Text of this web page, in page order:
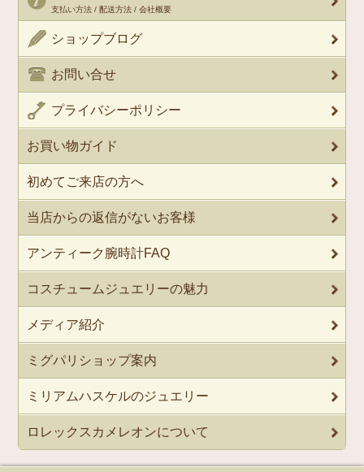
支払い方法 / 配送方法 / 会社概要
ショップブログ
お問い合せ
プライバシーポリシー
お買い物ガイド
初めてご来店の方へ
当店からの返信がないお客様
アンティーク腕時計FAQ
コスチュームジュエリーの魅力
メディア紹介
ミグパリショップ案内
ミリアムハスケルのジュエリー
ロレックスカメレオンについて